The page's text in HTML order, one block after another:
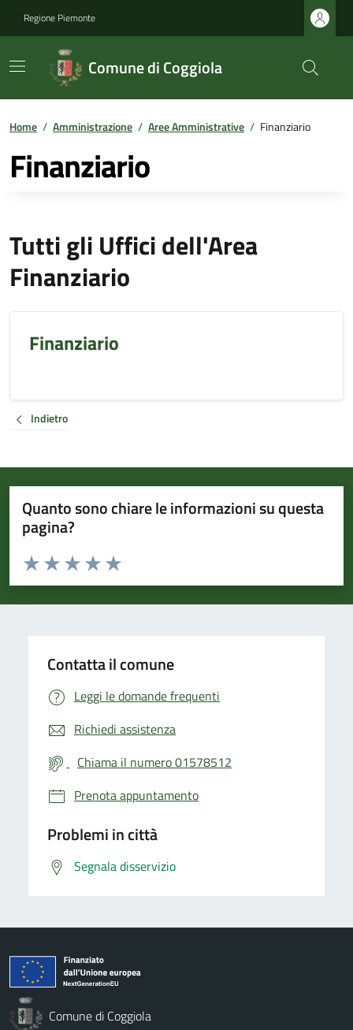
Regione Piemonte
Comune di Coggiola
Home / Amministrazione / Aree Amministrative / Finanziario
Finanziario
Tutti gli Uffici dell'Area
Finanziario
Finanziario
Indietro
Quanto sono chiare le informazioni su questa
pagina?
Valuta da 1 a 5 stelle la pagina
Valuta 5 stelle su 5
Valuta 4 stelle su 5
Valuta 3 stelle su 5
Valuta 2 stelle su 5
Valuta 1 stelle su 5
Contatta il comune
Leggi le domande frequenti
Richiedi assistenza
Chiama il numero 01578512
Prenota appuntamento
Problemi in città
Segnala disservizio
Comune di Coggiola